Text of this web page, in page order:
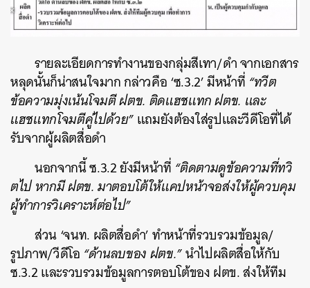
รายละเอียดการทำงานของกลุ่มสีเทา/ดำ จากเอกสาร
หลุดนั้นก็น่าสนใจมาก กล่าวคือ ‘ซ.3.2’ มีหน้าที่ “ทวีต
ข้อความมุ่งเน้นโจมตี ฝตข. ติดแฮชแทก ฝตข. และ
แฮชแทกโจมตีคู่ไปด้วย”แถมยังต้องใส่รูปและวีดีโอที่ได้
รับจากผู้ผลิตสื่อดำ
นอกจากนี้ ซ.3.2 ยังมีหน้าที่ “ติดตามดูข้อความที่ทวิ
ตไป หากมี ฝตข. มาตอบโต้ให้แคปหน้าจอส่งให้ผู้ควบคุม
ผู้ทำการวิเคราะห์ต่อไป”
ส่วน ‘จนท. ผลิตสื่อดำ’ ทำหน้าที่รวบรวมข้อมูล/
รูปภาพ/วีดีโอ “ด้านลบของ ฝตข.”นำไปผลิตสื่อให้กับ
ซ.3.2 และรวบรวมข้อมูลการตอบโต้ของ ฝตข. ส่งให้ทีม